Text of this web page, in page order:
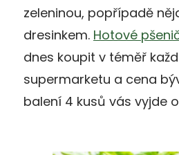
zeleninou, popřípadě
dresinkem. Hotové
dnes koupit v téměř
supermarketu a cena
balení 4 kusů vás vyjde